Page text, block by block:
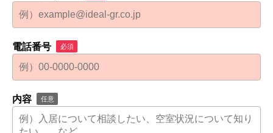
電話番号 必須
内容 任意